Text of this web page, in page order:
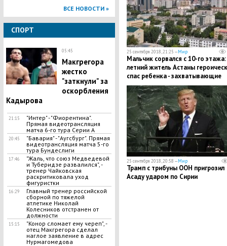
ВСЕ НОВОСТИ »
СПОРТ
05:45
Макгрегора
жестко
"заткнули" за
оскорбления
Кадырова
21:15
"Интер" - "Фиорентина".
Прямая видеотрансляция
матча 6-го тура Серии А
20:45
"Бавария" - "Аугсбург". Прямая
видеотрансляция матча 5-го
тура Бундеслиги
17:46
​"Жаль, что союз Медведевой
и Туберидзе развалился", -
тренер Чайковская
раскритиковала уход
фигуристки
16:29
​Главный тренер российской
сборной по тяжелой
атлетике Николай
Колесников отстранен от
должности
15:15
"Конор сломает ему череп", -
отец Макгрегора сделал
наглое заявление в адрес
Нурмагомедова
25 сентября 2018, 21:25 —Мир
Мальчик сорвался с 10-го
летний житель Астаны
спас ребенка - захватывающие
кадры
25 сентября 2018, 20:58 —Мир
Трамп с трибуны ООН пригрозил
Асаду ударом по Сирии